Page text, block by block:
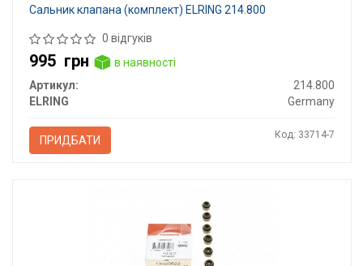
Сальник клапана (комплект) ELRING 214.800
0 відгуків
995 грн
в наявності
Артикул:
214.800
ELRING
Germany
ПРИДБАТИ Код: 33714-7